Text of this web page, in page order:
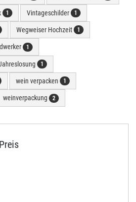
1 Vintageschilder 1
Wegweiser Hochzeit 1
1
1
wein verpacken 1
weinverpackung 2